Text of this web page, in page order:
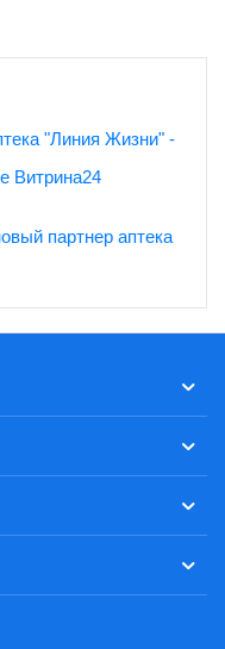
"Линия Жизни" -
Витрина24
партнер аптека